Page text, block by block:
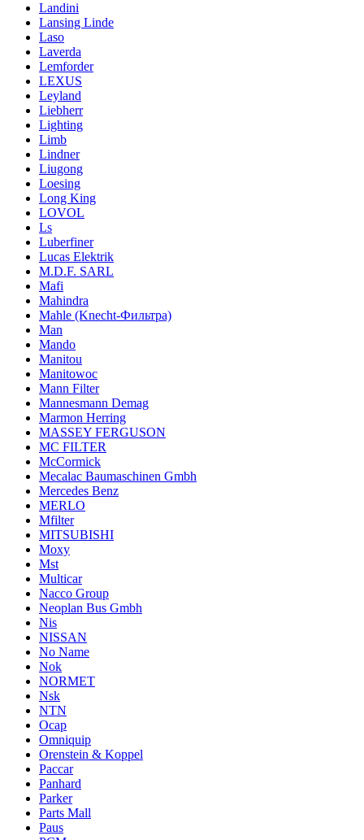
Landini
Lansing Linde
Laso
Laverda
Lemforder
LEXUS
Leyland
Liebherr
Lighting
Limb
Lindner
Liugong
Loesing
Long King
LOVOL
Ls
Luberfiner
Lucas Elektrik
M.D.F. SARL
Mafi
Mahindra
Mahle (Knecht-Фильтра)
Man
Mando
Manitou
Manitowoc
Mann Filter
Mannesmann Demag
Marmon Herring
MASSEY FERGUSON
MC FILTER
McCormick
Mecalac Baumaschinen Gmbh
Mercedes Benz
MERLO
Mfilter
MITSUBISHI
Moxy
Mst
Multicar
Nacco Group
Neoplan Bus Gmbh
Nis
NISSAN
No Name
Nok
NORMET
Nsk
NTN
Ocap
Omniquip
Orenstein & Koppel
Paccar
Panhard
Parker
Parts Mall
Paus